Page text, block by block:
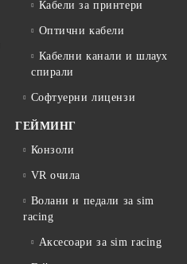
Кабели за принтери
Оптични кабели
Кабелни канали и шлаух
спирали
Софтуерни лицензи
ГЕЙМИНГ
Конзоли
VR очила
Волани и педали за sim
racing
Аксесоари за sim racing